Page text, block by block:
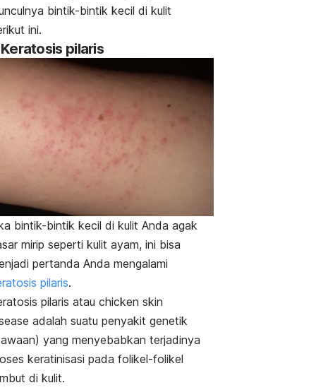
bintik-bintik kecil di kulit
ini.
Keratosis pilaris
bintik-bintik kecil di kulit Anda agak
mirip seperti kulit ayam, ini bisa
pertanda Anda mengalami
pilaris.
pilaris atau chicken skin
adalah suatu penyakit genetik
yang menyebabkan terjadinya
keratinisasi pada folikel-folikel
di kulit.